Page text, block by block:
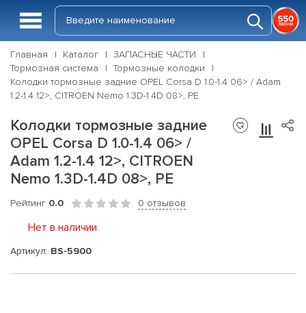
Главная Каталог
ЗАПАСНЫЕ ЧАСТИ
Тормозная система
Тормозные колодки
Колодки тормозные задние OPEL Corsa D 1.0-1.4 06> / Adam
1.2-1.4 12>, CITROEN Nemo 1.3D-1.4D 08>, PE
Колодки тормозные задние
OPEL Corsa D 1.0-1.4 06> /
Adam 1.2-1.4 12>, CITROEN
Nemo 1.3D-1.4D 08>, PE
Рейтинг 0.0 0 отзывов
Нет в наличии
Артикул: BS-5900